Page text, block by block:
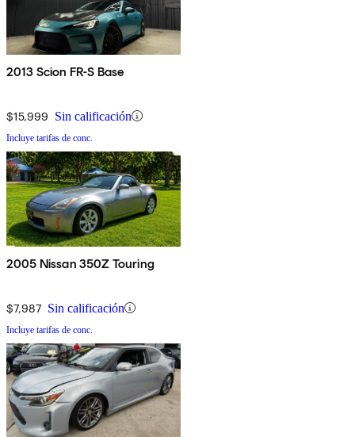
2013 Scion FR-S Base
$15,999 Sin calificación
Incluye tarifas de conc.
2005 Nissan 350Z Touring
$7,987 Sin calificación
Incluye tarifas de conc.